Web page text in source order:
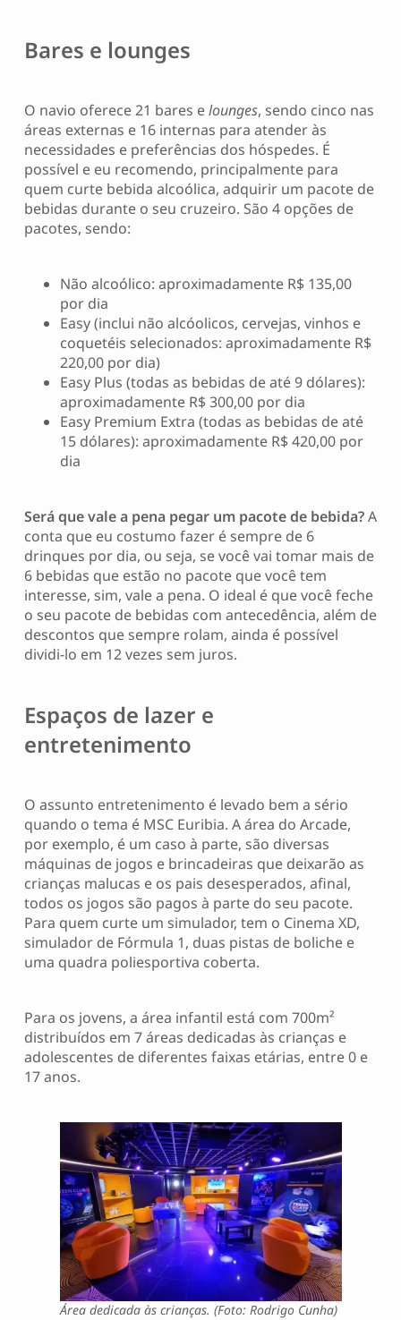
Bares e lounges
O navio oferece 21 bares elounges, sendo cinco nas
áreas externas e 16 internas para atender às
necessidades e preferências dos hóspedes. É
possível e eu recomendo, principalmente para
quem curte bebida alcoólica, adquirir um pacote de
bebidas durante o seu cruzeiro. São 4 opções de
pacotes, sendo:
Não alcoólico: aproximadamente R$ 135,00
por dia
Easy (inclui não alcóolicos, cervejas, vinhos e
coquetéis selecionados: aproximadamente R$
220,00 por dia)
Easy Plus (todas as bebidas de até 9 dólares):
aproximadamente R$ 300,00 por dia
Easy Premium Extra (todas as bebidas de até
15 dólares): aproximadamente R$ 420,00 por
dia
Será que vale a pena pegar um pacote de bebida?A
conta que eu costumo fazer é sempre de 6
drinques por dia, ou seja, se você vai tomar mais de
6 bebidas que estão no pacote que você tem
interesse, sim, vale a pena. O ideal é que você feche
o seu pacote de bebidas com antecedência, além de
descontos que sempre rolam, ainda é possível
dividi-lo em 12 vezes sem juros.
Espaços de lazer e
entretenimento
O assunto entretenimento é levado bem a sério
quando o tema é MSC Euribia. A área do Arcade,
por exemplo, é um caso à parte, são diversas
máquinas de jogos e brincadeiras que deixarão as
crianças malucas e os pais desesperados, afinal,
todos os jogos são pagos à parte do seu pacote.
Para quem curte um simulador, tem o Cinema XD,
simulador de Fórmula 1, duas pistas de boliche e
uma quadra poliesportiva coberta.
Para os jovens, a área infantil está com 700m²
distribuídos em 7 áreas dedicadas às crianças e
adolescentes de diferentes faixas etárias, entre 0 e
17 anos.
Área dedicada às crianças. (Foto: Rodrigo Cunha)